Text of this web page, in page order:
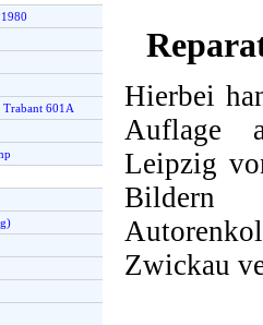
Trabant 601A
Hierbei
Auflage
Leipzig
Zwickau